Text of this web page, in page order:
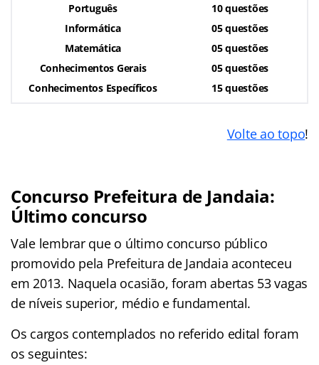
Português
Informática
Matemática
Conhecimentos Gerais
Conhecimentos Específicos
10 questões
05 questões
05 questões
05 questões
15 questões
Volte ao topo!
Concurso Prefeitura de Jandaia:
Último concurso
Vale lembrar que o último concurso público
promovido pela Prefeitura de Jandaia aconteceu
em 2013. Naquela ocasião, foram abertas 53 vagas
de níveis superior, médio e fundamental.
Os cargos contemplados no referido edital foram
os seguintes: